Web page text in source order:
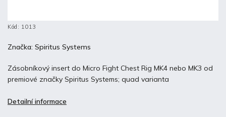
Kód: 1013
Zásobníkový insert do Micro Fight Chest Rig MK4 nebo MK3 od
premiové značky Spiritus Systems; quad varianta
Detailní informace
Značka: Spiritus Systems